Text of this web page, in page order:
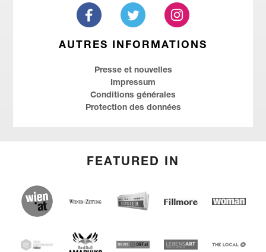
AUTRES INFORMATIONS
Presse et nouvelles
Impressum
Conditions générales
Protection des données
FEATURED IN
(English) wien.at
(English) Wiener Zeitung
(English) Kurier(English) Fillmore
(Deutsch)
SEF
(English) Red Bull Amaphiko
(English) news ORF(English) Lebensart
(English)